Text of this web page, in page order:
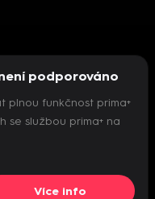
přehrávač
podporováno
plnou funkčnost prima+
službou prima+ na
Více info